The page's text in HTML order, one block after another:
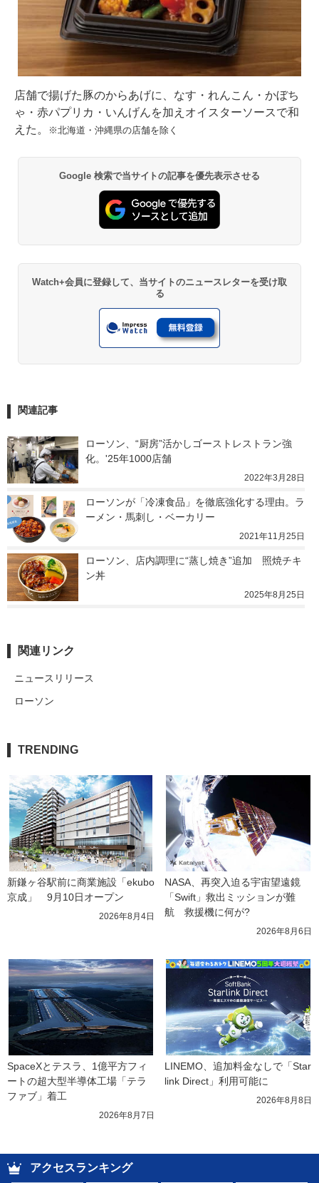
店舗で揚げた豚のからあげに、なす・れんこん・かぼち
ゃ・赤パプリカ・いんげんを加えオイスターソースで和
えた。
※北海道・沖縄県の店舗を除く
Google 検索で当サイトの記事を優先表示させる
Watch+会員に登録して、当サイトのニュースレターを受け取
る
関連記事
ローソン、“厨房”活かしゴーストレストラン強
化。'25年1000店舗
2022年3月28日
ローソンが「冷凍食品」を徹底強化する理由。ラ
ーメン・馬刺し・ベーカリー
2021年11月25日
ローソン、店内調理に“蒸し焼き”追加　照焼チキ
ン丼
2025年8月25日
関連リンク
ニュースリリース
ローソン
TRENDING
新鎌ヶ谷駅前に商業施設「ekubo
京成」　9月10日オープン
2026年8月4日
NASA、再突入迫る宇宙望遠鏡
「Swift」救出ミッションが難
航　救援機に何が?
2026年8月6日
SpaceXとテスラ、1億平方フィ
ートの超大型半導体工場「テラ
ファブ」着工
2026年8月7日
LINEMO、追加料金なしで「Star
link Direct」利用可能に
2026年8月8日
アクセスランキング